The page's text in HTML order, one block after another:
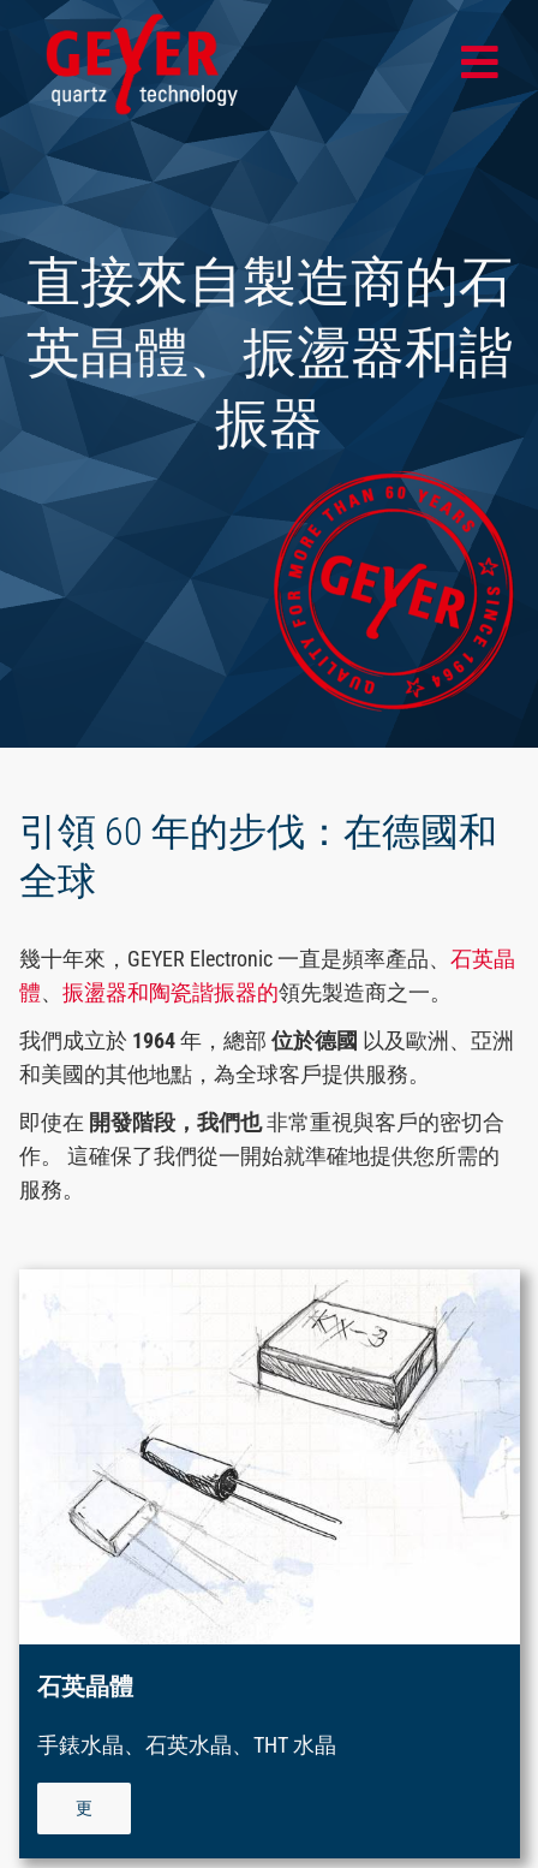
content
家
設計與測試中心
應用
企業
更新
直接來自製造商的石
英晶體、振盪器和諧
振器
引領 60 年的步伐：在德國和
全球
幾十年來，GEYER Electronic 一直是頻率產品、 石英晶
體、 振盪器和陶瓷諧振器的領先製造商之一。
我們成立於 1964年，總部 位於德國 以及歐洲、亞洲
和美國的其他地點，為全球客戶提供服務。
即使在 開發階段，我們也非常重視與客戶的密切合
作。 這確保了我們從一開始就準確地提供您所需的
服務。
石英晶體
手錶水晶、石英水晶、THT 水晶
更